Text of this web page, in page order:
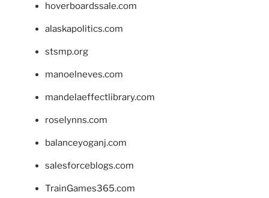
hoverboardssale.com
alaskapolitics.com
stsmp.org
manoelneves.com
mandelaeffectlibrary.com
roselynns.com
balanceyoganj.com
salesforceblogs.com
TrainGames365.com